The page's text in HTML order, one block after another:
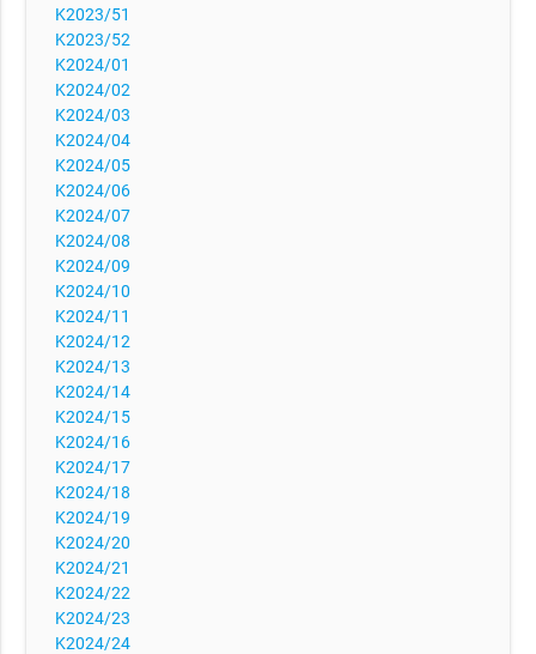
K2023/51
K2023/52
K2024/01
K2024/02
K2024/03
K2024/04
K2024/05
K2024/06
K2024/07
K2024/08
K2024/09
K2024/10
K2024/11
K2024/12
K2024/13
K2024/14
K2024/15
K2024/16
K2024/17
K2024/18
K2024/19
K2024/20
K2024/21
K2024/22
K2024/23
K2024/24